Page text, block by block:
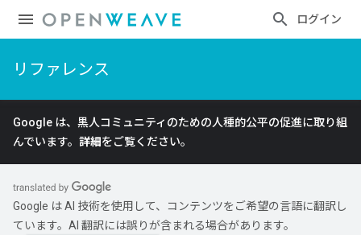
ログイン
リファレンス
Google は、黒人コミュニティのための人種的公平の促進に取り組
んでいます。 詳細をご覧ください。
Google は AI 技術を使用して、コンテンツをご希望の言語に翻訳し
ています。AI 翻訳には誤りが含まれる場合があります。